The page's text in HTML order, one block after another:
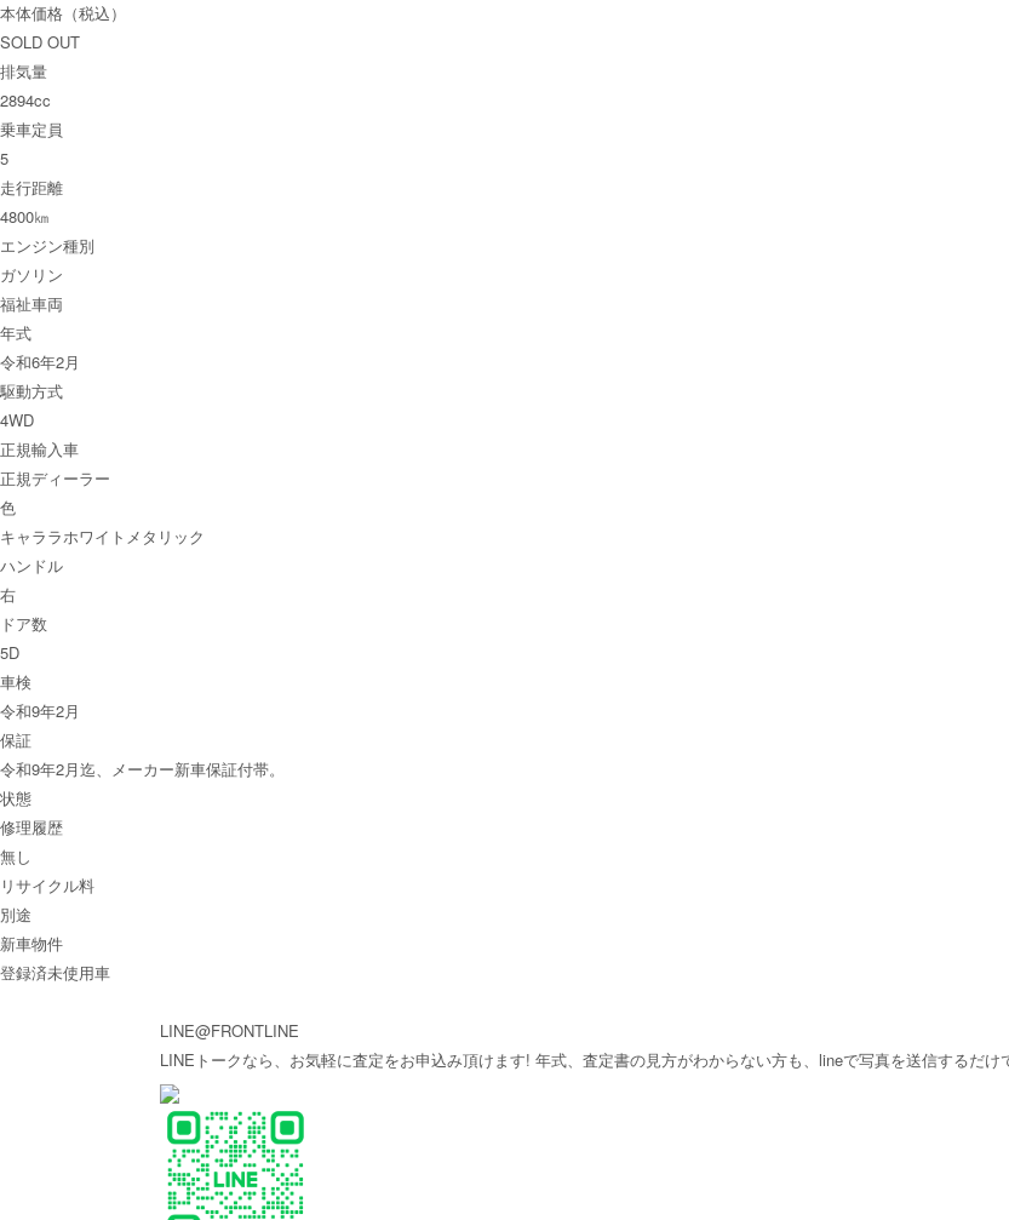
本体価格（税込）
SOLD OUT
排気量
2894cc
乗車定員
5
走行距離
4800㎞
エンジン種別
ガソリン
福祉車両
年式
令和6年2月
駆動方式
4WD
正規輸入車
正規ディーラー
色
キャララホワイトメタリック
ハンドル
右
ドア数
5D
車検
令和9年2月
保証
令和9年2月迄、メーカー新車保証付帯。
状態
修理履歴
無し
リサイクル料
別途
新車物件
登録済未使用車
LINE@FRONTLINE
LINEトークなら、お気軽に査定をお申込み頂けます! 年式、査定書の見方がわからない方も、lineで写真を送信するだ